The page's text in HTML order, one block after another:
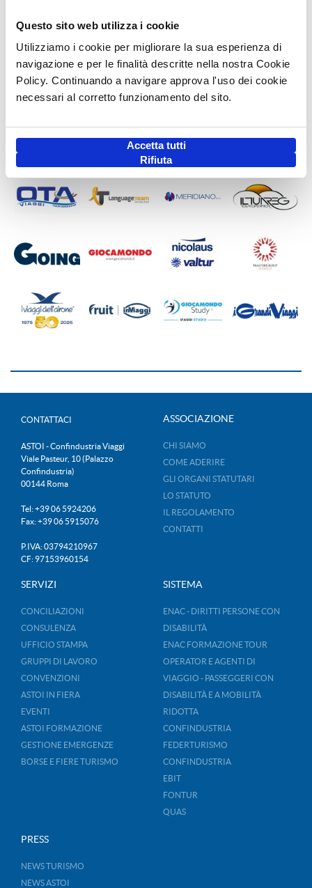
Questo sito web utilizza i cookie
Utilizziamo i cookie per migliorare la sua esperienza di
navigazione e per le finalità descritte nella nostra Cookie
Policy. Continuando a navigare approva l'uso dei cookie
necessari al corretto funzionamento del sito.
Accetta tutti
Rifiuta
CONTATTACI
ASTOI - Confindustria Viaggi
Viale Pasteur, 10 (Palazzo
Confindustria)
00144 Roma
Tel: +39 06 5924206
Fax: +39 06 5915076
P.IVA: 03794210967
CF: 97153960154
ASSOCIAZIONE
CHI SIAMO
COME ADERIRE
GLI ORGANI STATUTARI
LO STATUTO
IL REGOLAMENTO
CONTATTI
SERVIZI
CONCILIAZIONI
CONSULENZA
UFFICIO STAMPA
GRUPPI DI LAVORO
CONVENZIONI
ASTOI IN FIERA
EVENTI
ASTOI FORMAZIONE
GESTIONE EMERGENZE
BORSE E FIERE TURISMO
SISTEMA
ENAC - DIRITTI PERSONE CON
DISABILITÀ
ENAC FORMAZIONE TOUR
OPERATOR E AGENTI DI
VIAGGIO - PASSEGGERI CON
DISABILITÀ E A MOBILITÀ
RIDOTTA
CONFINDUSTRIA
FEDERTURISMO
CONFINDUSTRIA
EBIT
FONTUR
QUAS
PRESS
NEWS TURISMO
NEWS ASTOI